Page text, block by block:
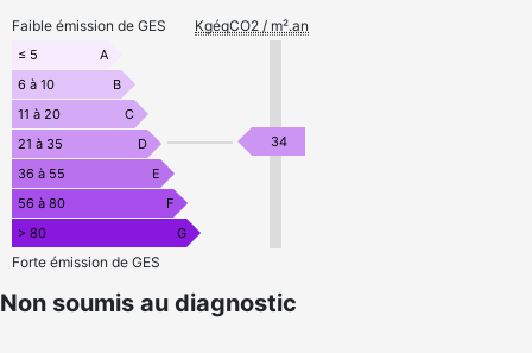
Faible émission de GES KgéqCO2 / m².an
≤ 5
A
6 à 10
B
11 à 20
C
21 à 35
D
36 à 55
E
56 à 80
F
> 80
G
34
Forte émission de GES
Non soumis au diagnostic